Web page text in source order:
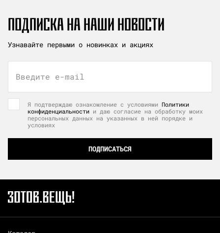
ПОДПИСКА НА НАШИ НОВОСТИ
Узнавайте первыми о новинках и акциях
Введите e-mail
Я подтверждаю ознакомление с условиями Политики
конфиденциальности и даю согласие на обработку моих
персональных данных на указанных в ней порядке и
условиях
ПОДПИСАТЬСЯ